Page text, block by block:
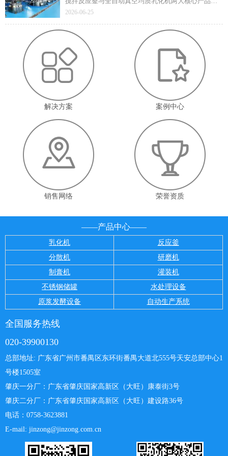
借技术先进性与成熟应用价值顺利通过遴选，标志着
获得省级官方认定。
2026-06-25
解决方案 案例中心
销售网络 荣誉资质
——产品中心——
乳化机
反应釜
分散机
研磨机
制膏机
灌装机
不锈钢储罐
水处理设备
原浆发酵设备
自动生产系统
全国服务热线
020-39900130
总部地址: 广东省广州市番禺区东环街番禺大道北555号天安总部中心1
号楼1505室
肇庆一分厂： 广东省肇庆国家高新区（大旺）康泰街3号
肇庆二分厂：广东省肇庆国家高新区（大旺）建设路36号
电话：0758-3623881
E-mail: jinzong@jinzong.com.cn